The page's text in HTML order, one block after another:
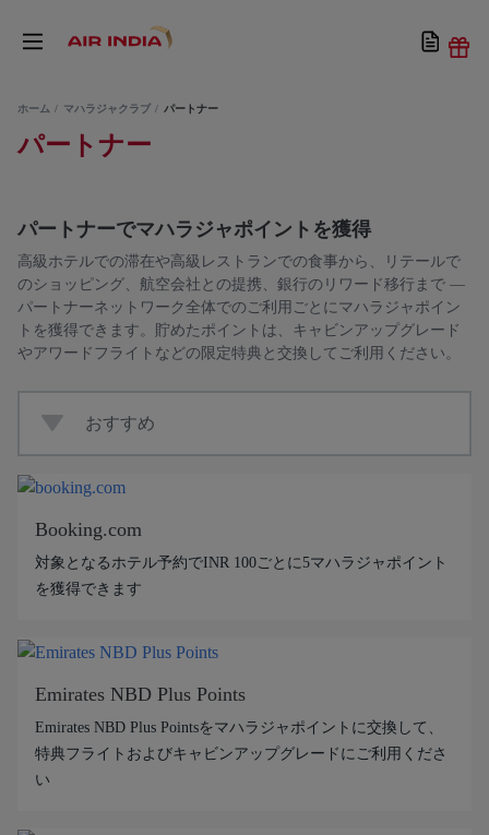
ホーム マハラジャクラブ パートナー
パートナー
パートナーでマハラジャポイントを獲得
高級ホテルでの滞在や高級レストランでの食事から、リテールで
のショッピング、航空会社との提携、銀行のリワード移行まで —
パートナーネットワーク全体でのご利用ごとにマハラジャポイン
トを獲得できます。貯めたポイントは、キャビンアップグレード
やアワードフライトなどの限定特典と交換してご利用ください。
おすすめ
Booking.com
対象となるホテル予約でINR 100ごとに5マハラジャポイント
を獲得できます
Emirates NBD Plus Points
Emirates NBD Plus Pointsをマハラジャポイントに交換して、
特典フライトおよびキャビンアップグレードにご利用くださ
い